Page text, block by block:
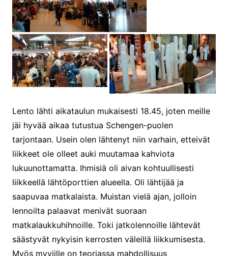
Lento lähti aikataulun mukaisesti 18.45, joten meille
jäi hyvää aikaa tutustua Schengen-puolen
tarjontaan. Usein olen lähtenyt niin varhain, etteivät
liikkeet ole olleet auki muutamaa kahviota
lukuunottamatta. Ihmisiä oli aivan kohtuullisesti
liikkeellä lähtöporttien alueella. Oli lähtijää ja
saapuvaa matkalaista. Muistan vielä ajan, jolloin
lennoilta palaavat menivät suoraan
matkalaukkuhihnoille. Toki jatkolennoille lähtevät
säästyvät nykyisin kerrosten väleillä liikkumisesta.
Myös myyjille on teoriassa mahdollisuus